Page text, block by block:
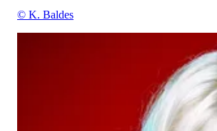
© K. Baldes